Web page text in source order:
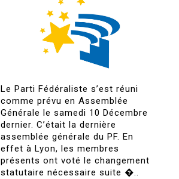
Le Parti Fédéraliste s’est réuni
comme prévu en Assemblée
Générale le samedi 10 Décembre
dernier. C’était la dernière
assemblée générale du PF. En
effet à Lyon, les membres
présents ont voté le changement
statutaire nécessaire suite �..